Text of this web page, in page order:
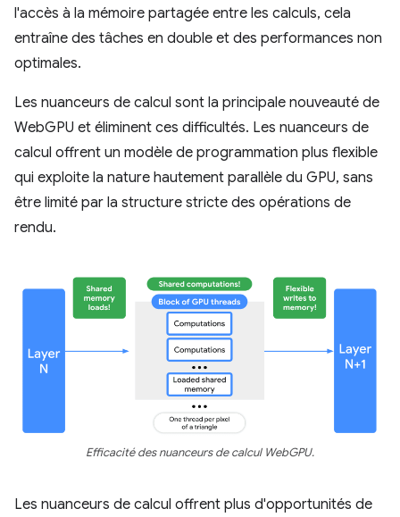
l'accès à la mémoire partagée entre les calculs, cela
entraîne des tâches en double et des performances non
optimales.
Les nuanceurs de calcul sont la principale nouveauté de
WebGPU et éliminent ces difficultés. Les nuanceurs de
calcul offrent un modèle de programmation plus flexible
qui exploite la nature hautement parallèle du GPU, sans
être limité par la structure stricte des opérations de
rendu.
Efficacité des nuanceurs de calcul WebGPU.
Les nuanceurs de calcul offrent plus d'opportunités de